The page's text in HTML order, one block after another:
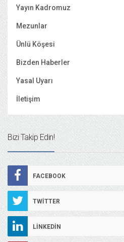
Yayın Kadromuz
Mezunlar
Ünlü Köşesi
Bizden Haberler
Yasal Uyarı
İletişim
Bizi Takip Edin!
FACEBOOK
TWITTER
LINKEDIN